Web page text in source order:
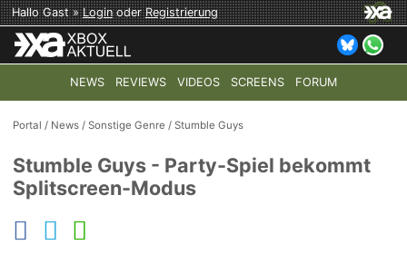
Hallo Gast »LoginoderRegistrierung
NEWS REVIEWS VIDEOS SCREENS FORUM
TOP-THEMEN: COD: MODERN WARFARE 4 HALO:
Portal / News /Sonstige Genre /Stumble Guys
Stumble Guys - Party-Spiel bekommt
Splitscreen-Modus